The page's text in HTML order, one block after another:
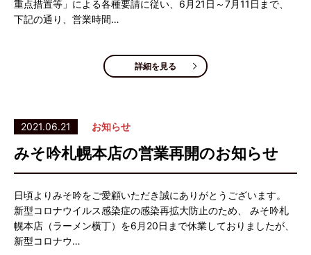
重点措置等」による各種要請に従い、6月21日～7月11日まで、
下記の通り、営業時間…
詳細を見る
2021.06.21 お知らせ
みそ吟札幌本店の営業再開のお知らせ
日頃よりみそ吟をご愛顧いただき誠にありがとうございます。
新型コロナウイルス感染症の感染再拡大防止のため、 みそ吟札
幌本店（ラーメン横丁）を6月20日まで休業しておりましたが、
新型コロナウ…